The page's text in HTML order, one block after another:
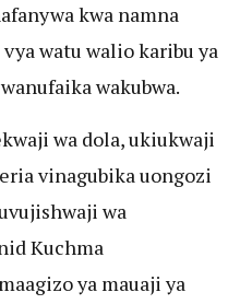
kwa namna
watu walio karibu ya
wakubwa.
wa dola, ukiukwaji
vinagubika uongozi
wa
Kuchma
ya mauaji ya